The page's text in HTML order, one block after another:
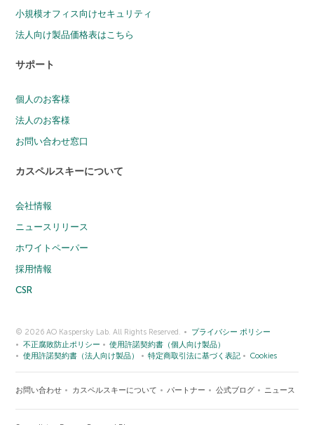
小規模オフィス向けセキュリティ
法人向け製品価格表はこちら
サポート
個人のお客様
法人のお客様
お問い合わせ窓口
カスペルスキーについて
会社情報
ニュースリリース
ホワイトペーパー
採用情報
CSR
© 2026 AO Kaspersky Lab. All Rights Reserved.
プライバシー ポリシー
不正腐敗防止ポリシー
使用許諾契約書（個人向け製品）
使用許諾契約書（法人向け製品）
特定商取引法に基づく表記 Cookies
お問い合わせ カスペルスキーについて パートナー 公式ブログ ニュース